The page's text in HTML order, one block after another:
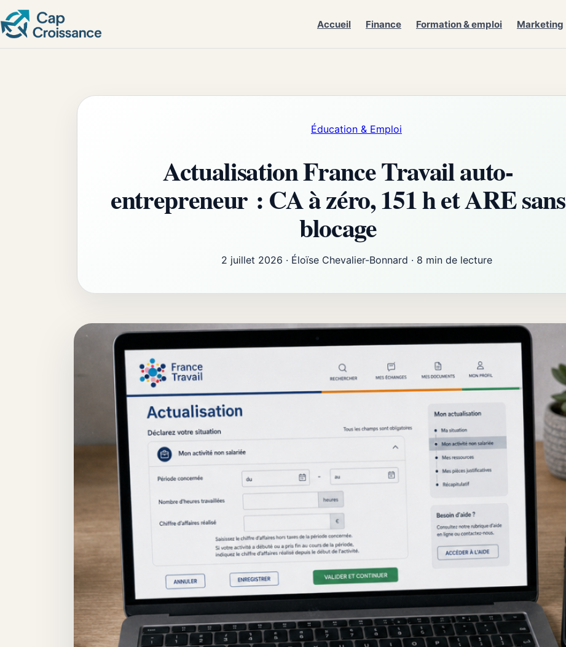
Accueil Finance Formation & emploi Marketing
Éducation & Emploi
Actualisation France Travail auto-
entrepreneur : CA à zéro, 151 h et ARE sans
blocage
2 juillet 2026 · Éloïse Chevalier-Bonnard · 8 min de lecture